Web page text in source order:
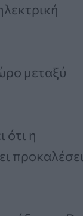
μεταξύ
ότι η
προκαλέσει